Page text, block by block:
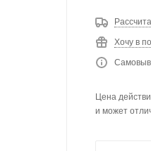
Хочу в
Цена
и может